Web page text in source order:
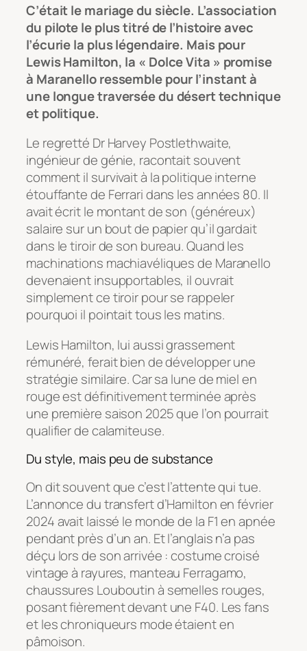
C’était le mariage du siècle. L’association
du pilote le plus titré de l’histoire avec
l’écurie la plus légendaire. Mais pour
Lewis Hamilton, la « Dolce Vita » promise
à Maranello ressemble pour l’instant à
une longue traversée du désert technique
et politique.
Le regretté Dr Harvey Postlethwaite,
ingénieur de génie, racontait souvent
comment il survivait à la politique interne
étouffante de Ferrari dans les années 80. Il
avait écrit le montant de son (généreux)
salaire sur un bout de papier qu’il gardait
dans le tiroir de son bureau. Quand les
machinations machiavéliques de Maranello
devenaient insupportables, il ouvrait
simplement ce tiroir pour se rappeler
pourquoi il pointait tous les matins.
Lewis Hamilton, lui aussi grassement
rémunéré, ferait bien de développer une
stratégie similaire. Car sa lune de miel en
rouge est définitivement terminée après
une première saison 2025 que l’on pourrait
qualifier de calamiteuse.
Du style, mais peu de substance
On dit souvent que c’est l’attente qui tue.
L’annonce du transfert d’Hamilton en février
2024 avait laissé le monde de la F1 en apnée
pendant près d’un an. Et l’anglais n’a pas
déçu lors de son arrivée : costume croisé
vintage à rayures, manteau Ferragamo,
chaussures Louboutin à semelles rouges,
posant fièrement devant une F40. Les fans
et les chroniqueurs mode étaient en
pâmoison.